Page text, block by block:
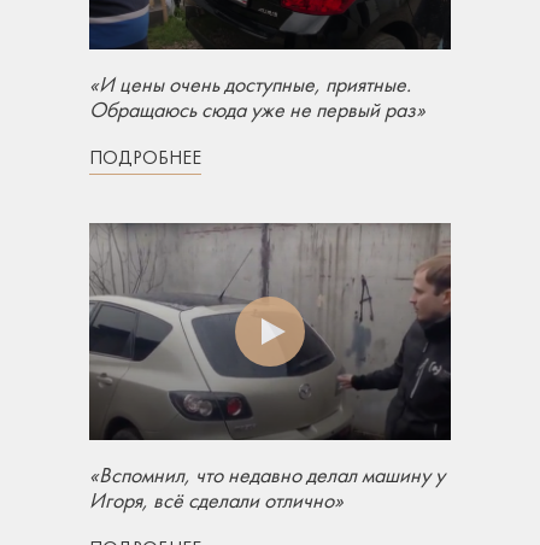
«И цены очень доступные, приятные.
Обращаюсь сюда уже не первый раз»
ПОДРОБНЕЕ
«Вспомнил, что недавно делал машину у
Игоря, всё сделали отлично»